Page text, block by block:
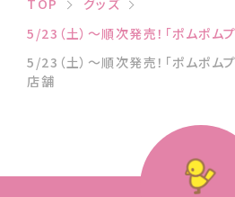
TOP
グッズ
5/23（土）〜順次発売！「ポムポムプ
5/23（土）〜順次発売！「ポムポム
店舗